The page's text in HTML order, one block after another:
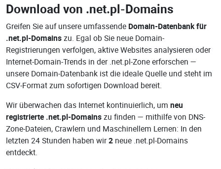
Download von .net.pl-Domains
Greifen Sie auf unsere umfassende Domain-Datenbank für
.net.pl-Domainszu. Egal ob Sie neue Domain-
Registrierungen verfolgen, aktive Websites analysieren oder
Internet-Domain-Trends in der .net.pl-Zone erforschen —
unsere Domain-Datenbank ist die ideale Quelle und steht im
CSV-Format zum sofortigen Download bereit.
Wir überwachen das Internet kontinuierlich, um neu
registrierte .net.pl-Domainszu finden — mithilfe von DNS-
Zone-Dateien, Crawlern und Maschinellem Lernen: In den
letzten 24 Stunden haben wir2 neue .net.pl-Domains
entdeckt.